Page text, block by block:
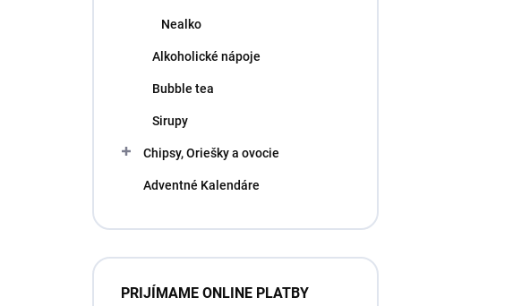
Nealko
Alkoholické nápoje
Bubble tea
Sirupy
Chipsy, Oriešky a ovocie
Adventné Kalendáre
PRIJÍMAME ONLINE PLATBY